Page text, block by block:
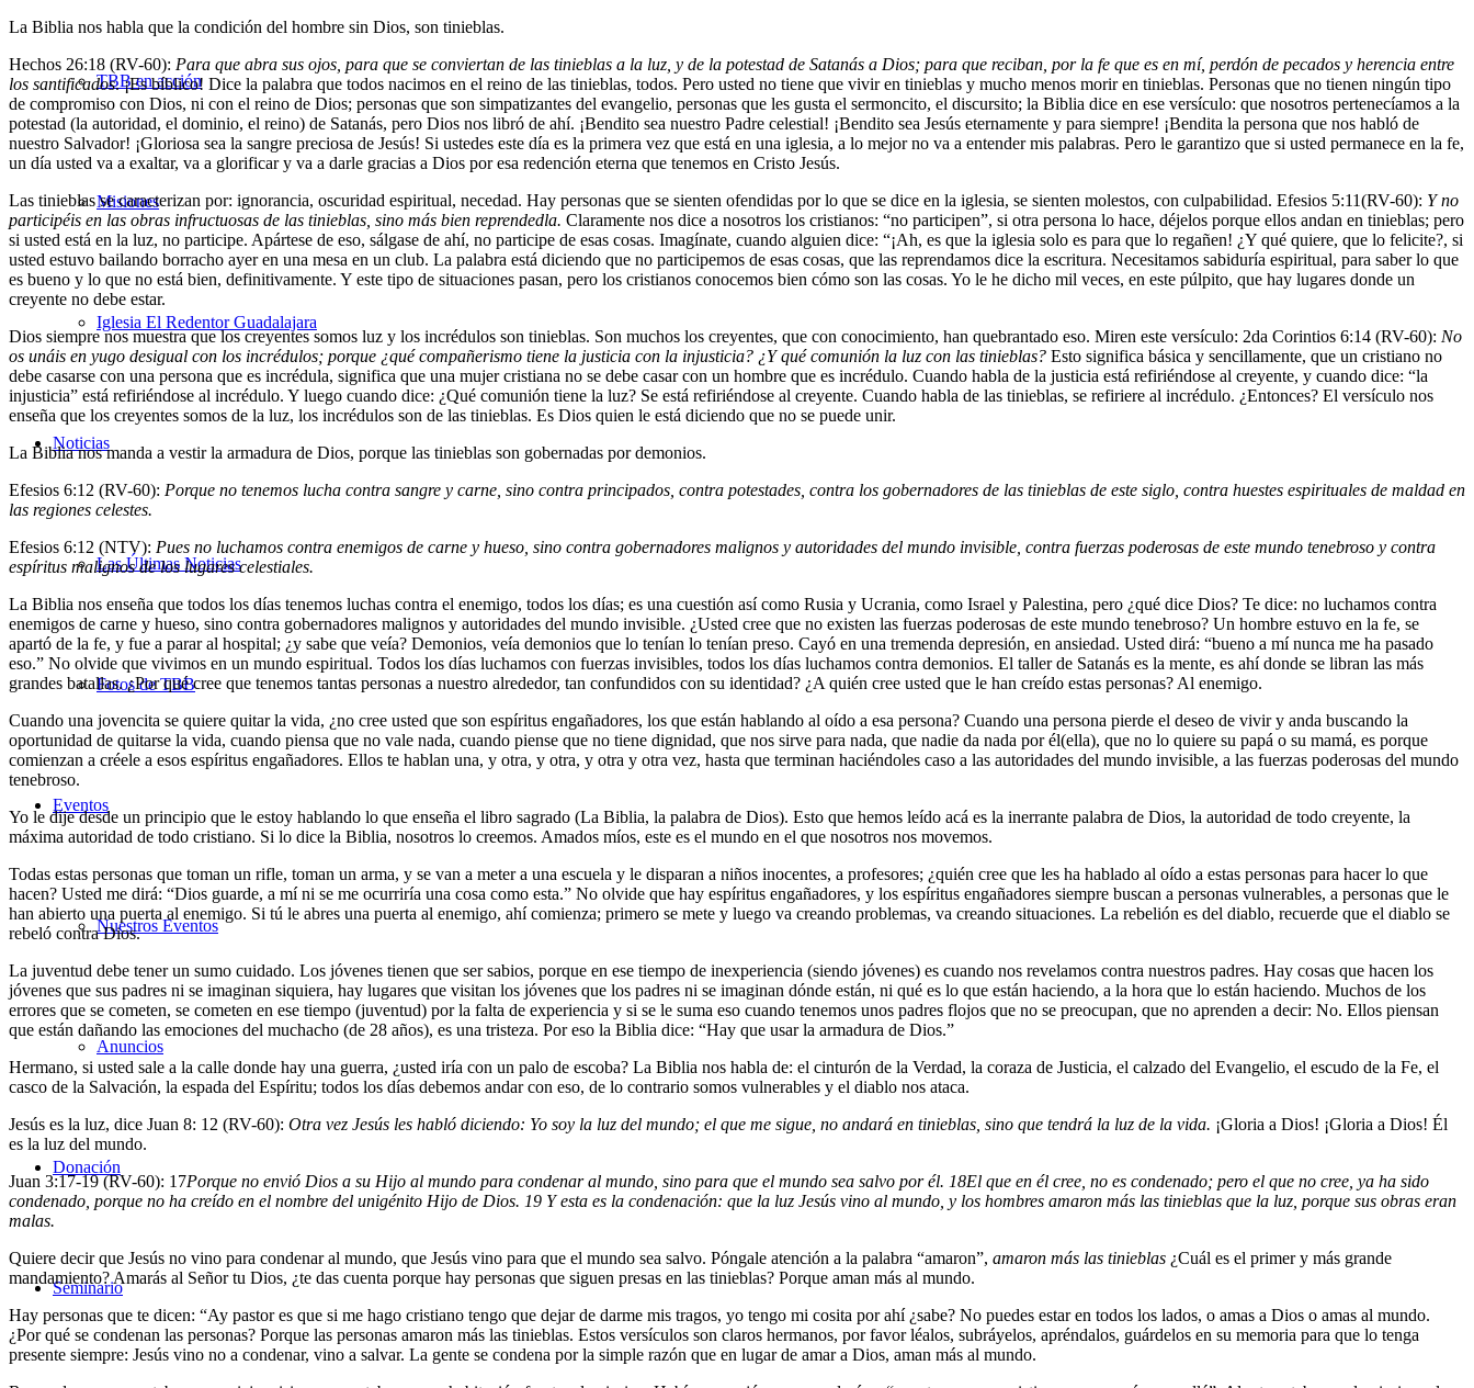
TBB en acción
Misiones
Iglesia El Redentor Guadalajara
Noticias
Las Últimas Noticias
Fotos de TBB
Eventos
Nuestros Eventos
Anuncios
Donación
Seminario
La Biblia nos habla que la condición del hombre sin Dios, son tinieblas.
Hechos 26:18 (RV-60): Para que abra sus ojos, para que se conviertan de las tinieblas a la luz, y de la potestad de Satanás a Dios; para que reciban, por la fe que es en mí, perdón de pecados y herencia entre
los santificados. ¡Es bíblico! Dice la palabra que todos nacimos en el reino de las tinieblas, todos. Pero usted no tiene que vivir en tinieblas y mucho menos morir en tinieblas. Personas que no tienen ningún tipo
de compromiso con Dios, ni con el reino de Dios; personas que son simpatizantes del evangelio, personas que les gusta el sermoncito, el discursito; la Biblia dice en ese versículo: que nosotros pertenecíamos a la
potestad (la autoridad, el dominio, el reino) de Satanás, pero Dios nos libró de ahí. ¡Bendito sea nuestro Padre celestial! ¡Bendito sea Jesús eternamente y para siempre! ¡Bendita la persona que nos habló de
nuestro Salvador! ¡Gloriosa sea la sangre preciosa de Jesús! Si ustedes este día es la primera vez que está en una iglesia, a lo mejor no va a entender mis palabras. Pero le garantizo que si usted permanece en la fe,
un día usted va a exaltar, va a glorificar y va a darle gracias a Dios por esa redención eterna que tenemos en Cristo Jesús.
Las tinieblas se caracterizan por: ignorancia, oscuridad espiritual, necedad. Hay personas que se sienten ofendidas por lo que se dice en la iglesia, se sienten molestos, con culpabilidad. Efesios 5:11(RV-60): Y no
participéis en las obras infructuosas de las tinieblas, sino más bien reprendedla. Claramente nos dice a nosotros los cristianos: “no participen”, si otra persona lo hace, déjelos porque ellos andan en tinieblas; pero
si usted está en la luz, no participe. Apártese de eso, sálgase de ahí, no participe de esas cosas. Imagínate, cuando alguien dice: “¡Ah, es que la iglesia solo es para que lo regañen! ¿Y qué quiere, que lo felicite?, si
usted estuvo bailando borracho ayer en una mesa en un club. La palabra está diciendo que no participemos de esas cosas, que las reprendamos dice la escritura. Necesitamos sabiduría espiritual, para saber lo que
es bueno y lo que no está bien, definitivamente. Y este tipo de situaciones pasan, pero los cristianos conocemos bien cómo son las cosas. Yo le he dicho mil veces, en este púlpito, que hay lugares donde un
creyente no debe estar.
Dios siempre nos muestra que los creyentes somos luz y los incrédulos son tinieblas. Son muchos los creyentes, que con conocimiento, han quebrantado eso. Miren este versículo: 2da Corintios 6:14 (RV-60): No
os unáis en yugo desigual con los incrédulos; porque ¿qué compañerismo tiene la justicia con la injusticia? ¿Y qué comunión la luz con las tinieblas? Esto significa básica y sencillamente, que un cristiano no
debe casarse con una persona que es incrédula, significa que una mujer cristiana no se debe casar con un hombre que es incrédulo. Cuando habla de la justicia está refiriéndose al creyente, y cuando dice: “la
injusticia” está refiriéndose al incrédulo. Y luego cuando dice: ¿Qué comunión tiene la luz? Se está refiriéndose al creyente. Cuando habla de las tinieblas, se refiriere al incrédulo. ¿Entonces? El versículo nos
enseña que los creyentes somos de la luz, los incrédulos son de las tinieblas. Es Dios quien le está diciendo que no se puede unir.
La Biblia nos manda a vestir la armadura de Dios, porque las tinieblas son gobernadas por demonios.
Efesios 6:12 (RV-60): Porque no tenemos lucha contra sangre y carne, sino contra principados, contra potestades, contra los gobernadores de las tinieblas de este siglo, contra huestes espirituales de maldad en
las regiones celestes.
Efesios 6:12 (NTV): Pues no luchamos contra enemigos de carne y hueso, sino contra gobernadores malignos y autoridades del mundo invisible, contra fuerzas poderosas de este mundo tenebroso y contra
espíritus malignos de los lugares celestiales.
La Biblia nos enseña que todos los días tenemos luchas contra el enemigo, todos los días; es una cuestión así como Rusia y Ucrania, como Israel y Palestina, pero ¿qué dice Dios? Te dice: no luchamos contra
enemigos de carne y hueso, sino contra gobernadores malignos y autoridades del mundo invisible. ¿Usted cree que no existen las fuerzas poderosas de este mundo tenebroso? Un hombre estuvo en la fe, se
apartó de la fe, y fue a parar al hospital; ¿y sabe que veía? Demonios, veía demonios que lo tenían lo tenían preso. Cayó en una tremenda depresión, en ansiedad. Usted dirá: “bueno a mí nunca me ha pasado
eso.” No olvide que vivimos en un mundo espiritual. Todos los días luchamos con fuerzas invisibles, todos los días luchamos contra demonios. El taller de Satanás es la mente, es ahí donde se libran las más
grandes batallas. ¿Por qué cree que tenemos tantas personas a nuestro alrededor, tan confundidos con su identidad? ¿A quién cree usted que le han creído estas personas? Al enemigo.
Cuando una jovencita se quiere quitar la vida, ¿no cree usted que son espíritus engañadores, los que están hablando al oído a esa persona? Cuando una persona pierde el deseo de vivir y anda buscando la
oportunidad de quitarse la vida, cuando piensa que no vale nada, cuando piense que no tiene dignidad, que nos sirve para nada, que nadie da nada por él(ella), que no lo quiere su papá o su mamá, es porque
comienzan a créele a esos espíritus engañadores. Ellos te hablan una, y otra, y otra, y otra y otra vez, hasta que terminan haciéndoles caso a las autoridades del mundo invisible, a las fuerzas poderosas del mundo
tenebroso.
Yo le dije desde un principio que le estoy hablando lo que enseña el libro sagrado (La Biblia, la palabra de Dios). Esto que hemos leído acá es la inerrante palabra de Dios, la autoridad de todo creyente, la
máxima autoridad de todo cristiano. Si lo dice la Biblia, nosotros lo creemos. Amados míos, este es el mundo en el que nosotros nos movemos.
Todas estas personas que toman un rifle, toman un arma, y se van a meter a una escuela y le disparan a niños inocentes, a profesores; ¿quién cree que les ha hablado al oído a estas personas para hacer lo que
hacen? Usted me dirá: “Dios guarde, a mí ni se me ocurriría una cosa como esta.” No olvide que hay espíritus engañadores, y los espíritus engañadores siempre buscan a personas vulnerables, a personas que le
han abierto una puerta al enemigo. Si tú le abres una puerta al enemigo, ahí comienza; primero se mete y luego va creando problemas, va creando situaciones. La rebelión es del diablo, recuerde que el diablo se
rebeló contra Dios.
La juventud debe tener un sumo cuidado. Los jóvenes tienen que ser sabios, porque en ese tiempo de inexperiencia (siendo jóvenes) es cuando nos revelamos contra nuestros padres. Hay cosas que hacen los
jóvenes que sus padres ni se imaginan siquiera, hay lugares que visitan los jóvenes que los padres ni se imaginan dónde están, ni qué es lo que están haciendo, a la hora que lo están haciendo. Muchos de los
errores que se cometen, se cometen en ese tiempo (juventud) por la falta de experiencia y si se le suma eso cuando tenemos unos padres flojos que no se preocupan, que no aprenden a decir: No. Ellos piensan
que están dañando las emociones del muchacho (de 28 años), es una tristeza. Por eso la Biblia dice: “Hay que usar la armadura de Dios.”
Hermano, si usted sale a la calle donde hay una guerra, ¿usted iría con un palo de escoba? La Biblia nos habla de: el cinturón de la Verdad, la coraza de Justicia, el calzado del Evangelio, el escudo de la Fe, el
casco de la Salvación, la espada del Espíritu; todos los días debemos andar con eso, de lo contrario somos vulnerables y el diablo nos ataca.
Jesús es la luz, dice Juan 8: 12 (RV-60): Otra vez Jesús les habló diciendo: Yo soy la luz del mundo; el que me sigue, no andará en tinieblas, sino que tendrá la luz de la vida. ¡Gloria a Dios! ¡Gloria a Dios! Él
es la luz del mundo.
Juan 3:17-19 (RV-60): 17Porque no envió Dios a su Hijo al mundo para condenar al mundo, sino para que el mundo sea salvo por él. 18El que en él cree, no es condenado; pero el que no cree, ya ha sido
condenado, porque no ha creído en el nombre del unigénito Hijo de Dios. 19 Y esta es la condenación: que la luz Jesús vino al mundo, y los hombres amaron más las tinieblas que la luz, porque sus obras eran
malas.
Quiere decir que Jesús no vino para condenar al mundo, que Jesús vino para que el mundo sea salvo. Póngale atención a la palabra “amaron”, amaron más las tinieblas ¿Cuál es el primer y más grande
mandamiento? Amarás al Señor tu Dios, ¿te das cuenta porque hay personas que siguen presas en las tinieblas? Porque aman más al mundo.
Hay personas que te dicen: “Ay pastor es que si me hago cristiano tengo que dejar de darme mis tragos, yo tengo mi cosita por ahí ¿sabe? No puedes estar en todos los lados, o amas a Dios o amas al mundo.
¿Por qué se condenan las personas? Porque las personas amaron más las tinieblas. Estos versículos son claros hermanos, por favor léalos, subráyelos, apréndalos, guárdelos en su memoria para que lo tenga
presente siempre: Jesús vino no a condenar, vino a salvar. La gente se condena por la simple razón que en lugar de amar a Dios, aman más al mundo.